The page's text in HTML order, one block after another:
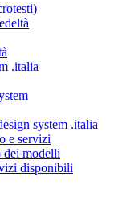
.italia
system .italia
e servizi
dei modelli
disponibili